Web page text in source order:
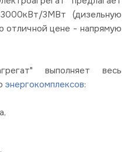
3МВт (дизельную
отличной цене - напрямую
выполняет весь
энергокомплексов: